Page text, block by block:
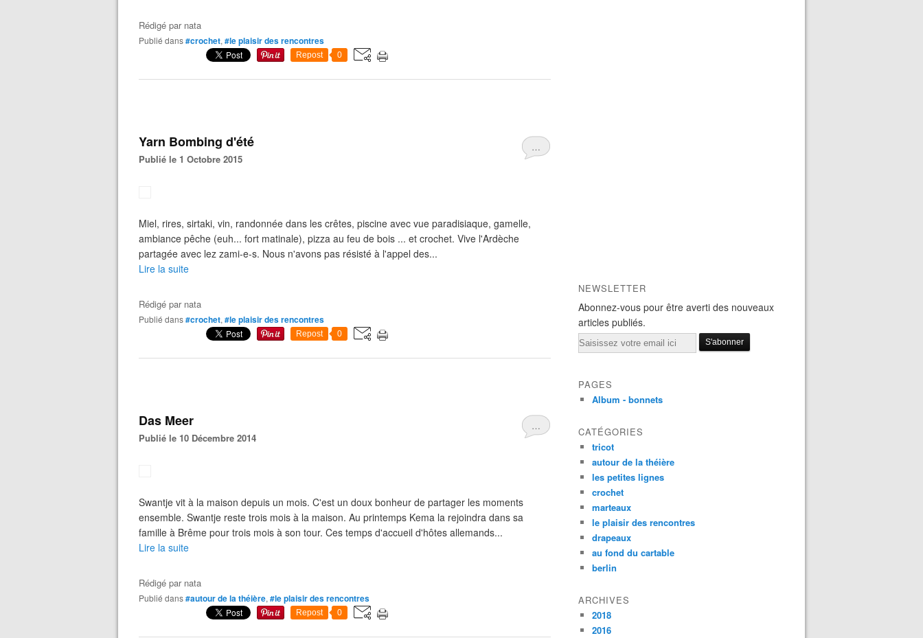
Rédigé par nata
Publié dans#crochet, #le plaisir des rencontres
Repost 0
…
Yarn Bombing d'été
Publié le 1 Octobre 2015
Miel, rires, sirtaki, vin, randonnée dans les crêtes, piscine avec vue paradisiaque, gamelle,
ambiance pêche (euh... fort matinale), pizza au feu de bois ... et crochet. Vive l'Ardèche
partagée avec lez zami-e-s. Nous n'avons pas résisté à l'appel des...
Lire la suite
Rédigé par nata
Publié dans#crochet, #le plaisir des rencontres
Repost 0
…
Das Meer
Publié le 10 Décembre 2014
Swantje vit à la maison depuis un mois. C'est un doux bonheur de partager les moments
ensemble. Swantje reste trois mois à la maison. Au printemps Kema la rejoindra dans sa
famille à Brême pour trois mois à son tour. Ces temps d'accueil d'hôtes allemands...
Lire la suite
Rédigé par nata
Publié dans#autour de la théière, #le plaisir des rencontres
Repost 0
NEWSLETTER
Abonnez-vous pour être averti des nouveaux
articles publiés.
Email
PAGES
Album - bonnets
CATÉGORIES
tricot
autour de la théière
les petites lignes
crochet
marteaux
le plaisir des rencontres
drapeaux
au fond du cartable
berlin
ARCHIVES
2018
2016